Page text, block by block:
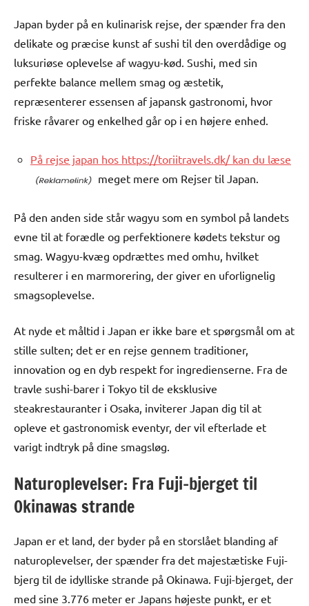
Japan byder på en kulinarisk rejse, der spænder fra den
delikate og præcise kunst af sushi til den overdådige og
luksuriøse oplevelse af wagyu-kød. Sushi, med sin
perfekte balance mellem smag og æstetik,
repræsenterer essensen af japansk gastronomi, hvor
friske råvarer og enkelhed går op i en højere enhed.
På rejse japan hos https://toriitravels.dk/ kan du læse
meget mere om Rejser til Japan.
På den anden side står wagyu som en symbol på landets
evne til at forædle og perfektionere kødets tekstur og
smag. Wagyu-kvæg opdrættes med omhu, hvilket
resulterer i en marmorering, der giver en uforlignelig
smagsoplevelse.
At nyde et måltid i Japan er ikke bare et spørgsmål om at
stille sulten; det er en rejse gennem traditioner,
innovation og en dyb respekt for ingredienserne. Fra de
travle sushi-barer i Tokyo til de eksklusive
steakrestauranter i Osaka, inviterer Japan dig til at
opleve et gastronomisk eventyr, der vil efterlade et
varigt indtryk på dine smagsløg.
Naturoplevelser: Fra Fuji-bjerget til
Okinawas strande
Japan er et land, der byder på en storslået blanding af
naturoplevelser, der spænder fra det majestætiske Fuji-
bjerg til de idylliske strande på Okinawa. Fuji-bjerget, der
med sine 3.776 meter er Japans højeste punkt, er et